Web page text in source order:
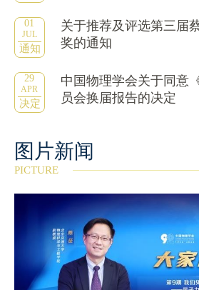
01
JUL
通知
关于推荐及评选第三届
奖的通知
29
APR
决定
中国物理学会关于同意
员会换届报告的决定
图片新闻
PICTURE